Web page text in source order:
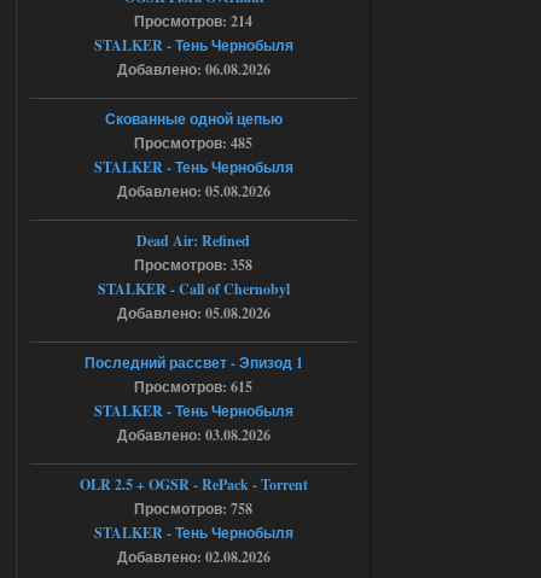
Спавнер + Правки + Античит - Dead
City Final
Что то не работает спавнер,
все устанавливал по
мануалу......
Ответить ➤
06.08.2026
Игра для сталкера 21-очко
ruslanpyrusov
как изменить макс сумму
ставки в файлах чтобы
ставить больше 1 к
Ответить ➤
05.08.2026
Тайна Зоны - Remaster 2026
Stalker-Mods-Clan-su
Доступно только для пользователей
Просмотров: 214
STALKER - Тень Чернобыля
Добавлено: 06.08.2026
Скованные одной цепью
Просмотров: 485
STALKER - Тень Чернобыля
Добавлено: 05.08.2026
Dead Air: Refined
Просмотров: 358
STALKER - Call of Chernobyl
Добавлено: 05.08.2026
Последний рассвет - Эпизод 1
Просмотров: 615
STALKER - Тень Чернобыля
Добавлено: 03.08.2026
OLR 2.5 + OGSR - RePack - Torrent
Просмотров: 758
STALKER - Тень Чернобыля
Добавлено: 02.08.2026